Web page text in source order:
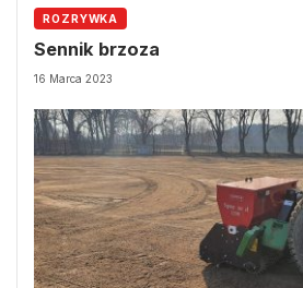
ROZRYWKA
Sennik brzoza
16 Marca 2023